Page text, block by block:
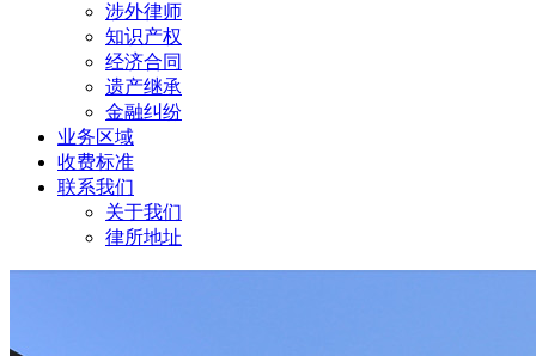
涉外律师
知识产权
经济合同
遗产继承
金融纠纷
业务区域
收费标准
联系我们
关于我们
律所地址